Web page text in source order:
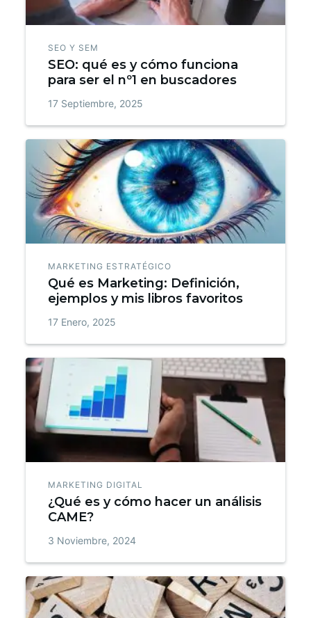
SEO Y SEM
SEO: qué es y cómo funciona
para ser el nº1 en buscadores
17 Septiembre, 2025
MARKETING ESTRATÉGICO
Qué es Marketing: Definición,
ejemplos y mis libros favoritos
17 Enero, 2025
MARKETING DIGITAL
¿Qué es y cómo hacer un análisis
CAME?
3 Noviembre, 2024